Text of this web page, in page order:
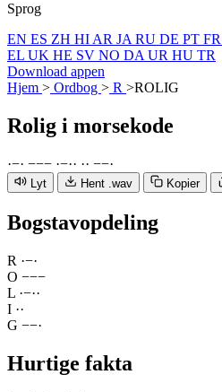
Sprog
EN ES ZH HI AR JA RU DE PT FR
EL UK HE SV NO DA UR HU TR
Download appen
Hjem > Ordbog > R >ROLIG
Rolig i morsekode
·−· −−− ·−·· ·· −−·
Lyt Hent .wav Kopier
Bogstavopdeling
R ·−·
O −−−
L ·−··
I ··
G −−·
Hurtige fakta